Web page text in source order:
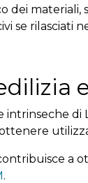
materiali,
se rilasciati
di
a
.